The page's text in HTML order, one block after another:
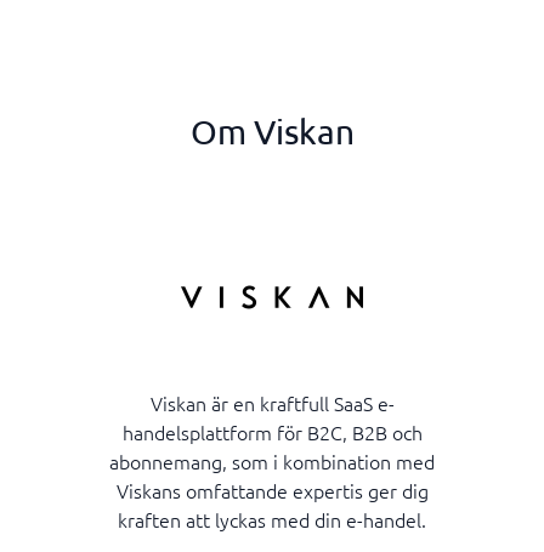
Om Viskan
Viskan är en kraftfull SaaS e-
handelsplattform för B2C, B2B och
abonnemang, som i kombination med
Viskans omfattande expertis ger dig
kraften att lyckas med din e-handel.